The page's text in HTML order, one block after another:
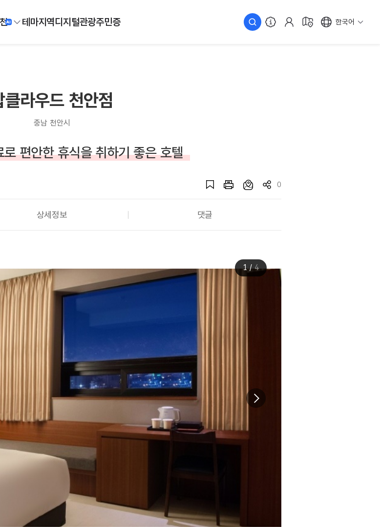
테마지역디지털관광주민증 한국어
클라우드 천안점
충남 천안시
편안한 휴식을 취하기 좋은 호텔
0
상세정보 댓글
1/4